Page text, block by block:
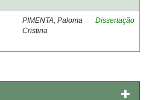
PIMENTA, Paloma
Cristina
Dissertação